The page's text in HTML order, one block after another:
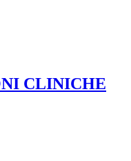
CLINICHE